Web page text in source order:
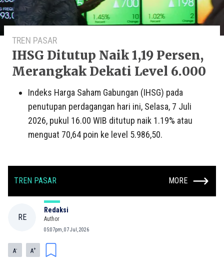
TREN PASAR
IHSG Ditutup Naik 1,19 Persen,
Merangkak Dekati Level 6.000
Indeks Harga Saham Gabungan (IHSG) pada
penutupan perdagangan hari ini, Selasa, 7 Juli
2026, pukul 16.00 WIB ditutup naik 1.19% atau
menguat 70,64 poin ke level 5.986,50.
TREN PASAR MORE
RE
Redaksi
Author
05:07pm, 07 Jul, 2026
A- A+